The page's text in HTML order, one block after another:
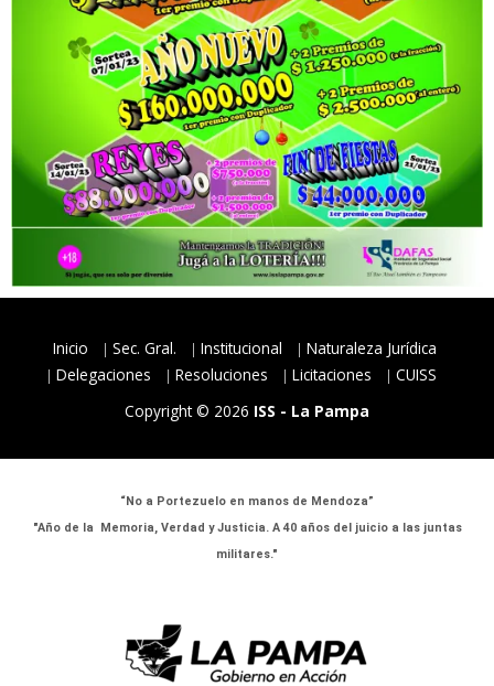
Inicio Sec. Gral. Institucional
Naturaleza Jurídica
Delegaciones
Resoluciones Licitaciones
CUISS
Copyright © 2026 ISS - La Pampa
“No a Portezuelo en manos de Mendoza”
"Año de la Memoria, Verdad y Justicia. A 40 años del juicio a las juntas
militares."